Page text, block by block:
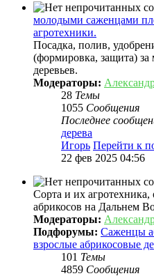
молодыми саженцами
агротехники.
Посадка, полив,
(формировка, защита)
деревьев.
Модераторы:
28 Темы
1055 Сообщения
Последнее
дерева
Игорь Перейти к
22 фев 2025 04:56
Сорта и их
абрикосов на Дальнем
Модераторы:
Подфорумы: Саженцы
взрослые абрикосовые
101 Темы
4859 Сообщения